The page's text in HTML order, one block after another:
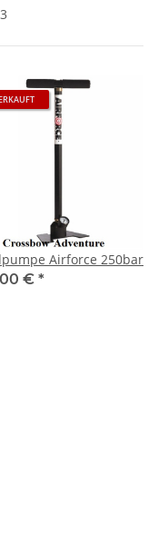
Airforce 250bar
€ *